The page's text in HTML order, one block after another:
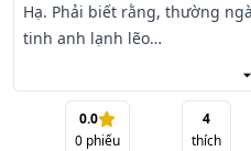
Hạ. Phải biết rằng, thường
tinh anh lạnh lẽo
cười ngốc nghếch cùng
0.0
0 phiếu
4
thích